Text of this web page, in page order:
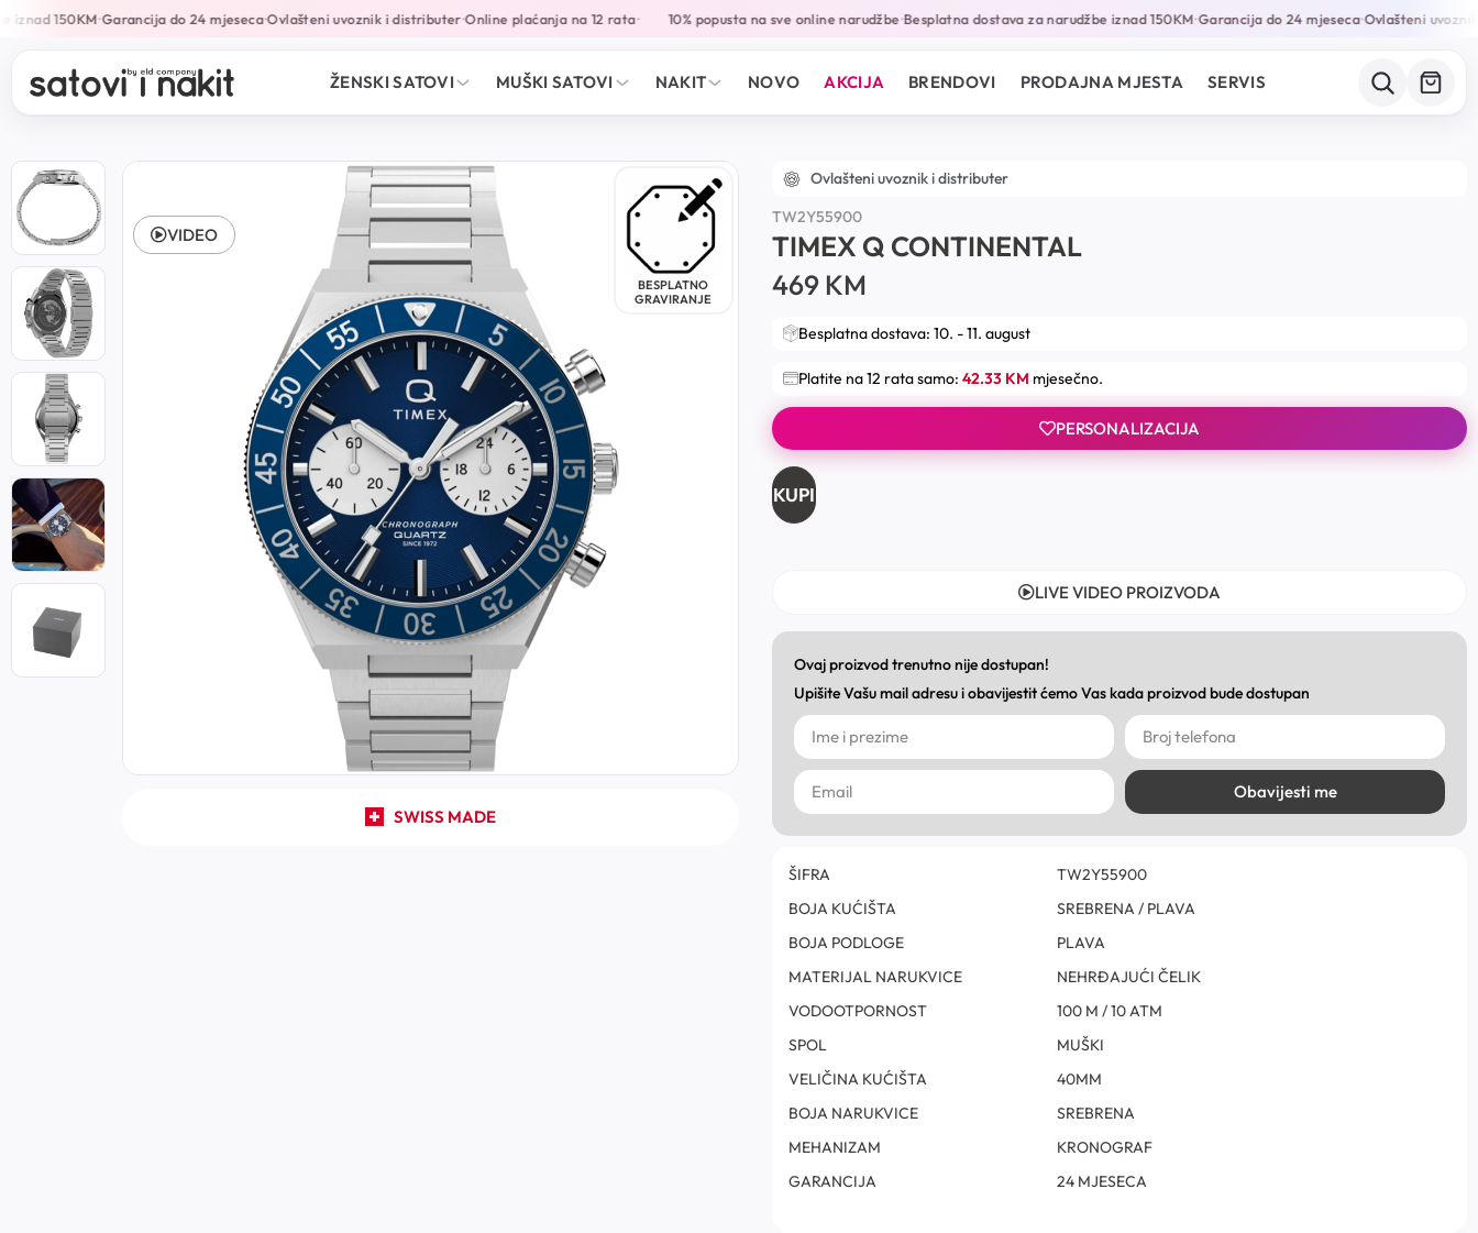
150KM•Garancija do 24 mjeseca•Ovlašteni uvoznik i distributer•Online plaćanja na 12 rata• 10% popusta na sve online narudžbe•Besplatna dostava za narudžbe iznad 150KM•Garancija do 24 mjeseca•Ovlašteni uvoznik i
ŽENSKI SATOVI MUŠKI SATOVI NAKIT NOVO AKCIJA BRENDOVI PRODAJNA MJESTA SERVIS
BESPLATNO
GRAVIRANJE
SWISS MADE
VIDEO
Ovlašteni uvoznik i distributer
TW2Y55900
TIMEX Q CONTINENTAL
469 KM
Besplatna dostava: 10. - 11. august
Platite na 12 rata samo: 42.33 KM mjesečno.
PERSONALIZACIJA
KUPI
LIVE VIDEO PROIZVODA
Ovaj proizvod trenutno nije dostupan!
Upišite Vašu mail adresu i obavijestit ćemo Vas kada proizvod bude dostupan
Obavijesti me
ŠIFRA
TW2Y55900
BOJA KUĆIŠTA
SREBRENA / PLAVA
BOJA PODLOGE
PLAVA
MATERIJAL NARUKVICE
NEHRĐAJUĆI ČELIK
VODOOTPORNOST
100 M / 10 ATM
SPOL
MUŠKI
VELIČINA KUĆIŠTA
40MM
BOJA NARUKVICE
SREBRENA
MEHANIZAM
KRONOGRAF
GARANCIJA
24 MJESECA